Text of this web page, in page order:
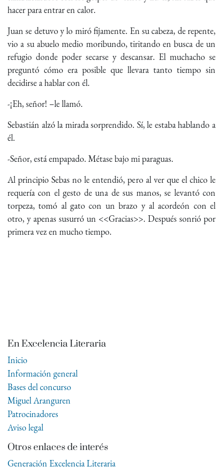
hacer para entrar en calor.
Juan se detuvo y lo miró fijamente. En su cabeza, de repente,
vio a su abuelo medio moribundo, tiritando en busca de un
refugio donde poder secarse y descansar. El muchacho se
preguntó cómo era posible que llevara tanto tiempo sin
decidirse a hablar con él.
-¡Eh, señor! –le llamó.
Sebastián alzó la mirada sorprendido. Sí, le estaba hablando a
él.
-Señor, está empapado. Métase bajo mi paraguas.
Al principio Sebas no le entendió, pero al ver que el chico le
requería con el gesto de una de sus manos, se levantó con
torpeza, tomó al gato con un brazo y al acordeón con el
otro, y apenas susurró un <<Gracias>>. Después sonrió por
primera vez en mucho tiempo.
En Excelencia Literaria
Inicio
Información general
Bases del concurso
Miguel Aranguren
Patrocinadores
Aviso legal
Otros enlaces de interés
Generación Excelencia Literaria